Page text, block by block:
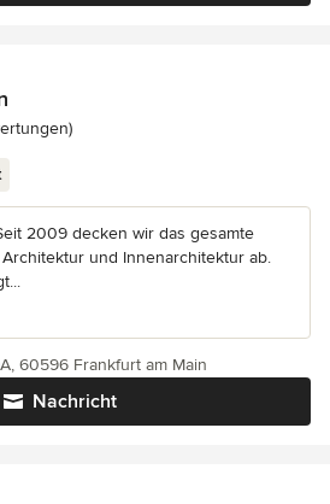
5 von 5 Sternen
2009 decken wir das gesamte
und Innenarchitektur ab.
Nachricht
60596 Frankfurt am Main